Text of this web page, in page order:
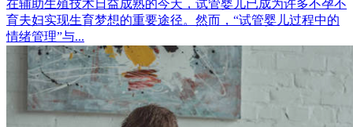
在辅助生殖技术日益成熟的今天，试管婴儿已成为许多不孕不
育夫妇实现生育梦想的重要途径。然而，“试管婴儿过程中的
情绪管理”与...